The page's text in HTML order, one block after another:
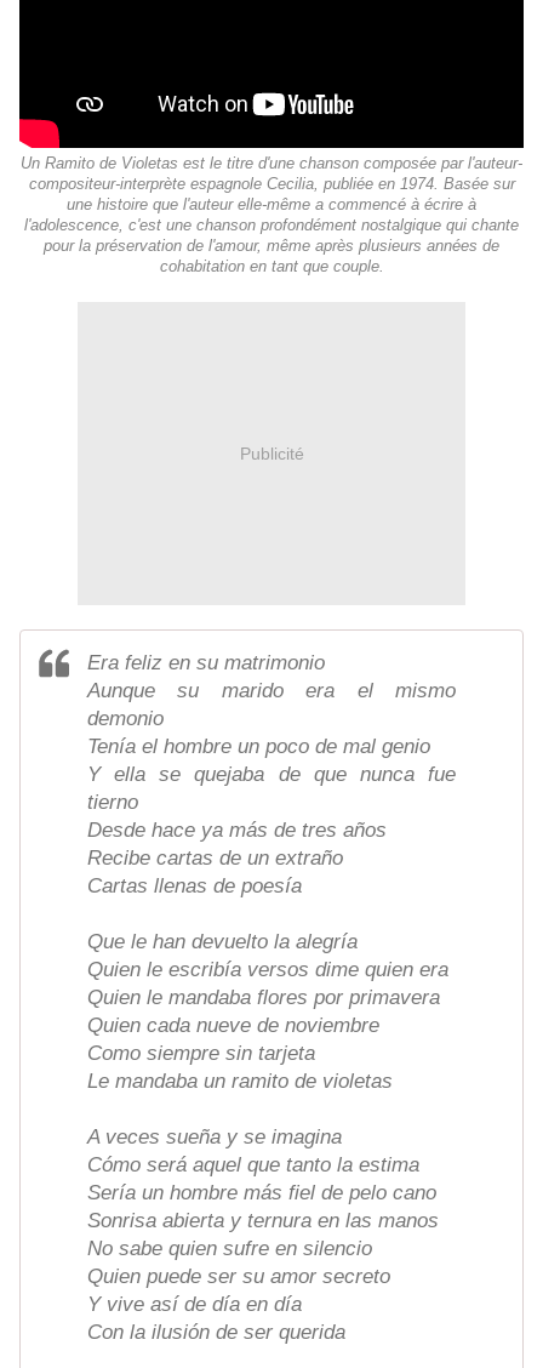
Un Ramito de Violetas est le titre d'une chanson composée par l'auteur-
compositeur-interprète espagnole Cecilia, publiée en 1974. Basée sur
une histoire que l'auteur elle-même a commencé à écrire à
l'adolescence, c'est une chanson profondément nostalgique qui chante
pour la préservation de l'amour, même après plusieurs années de
cohabitation en tant que couple.
Publicité
Era feliz en su matrimonio
Aunque su marido era el mismo
demonio
Tenía el hombre un poco de mal genio
Y ella se quejaba de que nunca fue
tierno
Desde hace ya más de tres años
Recibe cartas de un extraño
Cartas llenas de poesía
Que le han devuelto la alegría
Quien le escribía versos dime quien era
Quien le mandaba flores por primavera
Quien cada nueve de noviembre
Como siempre sin tarjeta
Le mandaba un ramito de violetas
A veces sueña y se imagina
Cómo será aquel que tanto la estima
Sería un hombre más fiel de pelo cano
Sonrisa abierta y ternura en las manos
No sabe quien sufre en silencio
Quien puede ser su amor secreto
Y vive así de día en día
Con la ilusión de ser querida